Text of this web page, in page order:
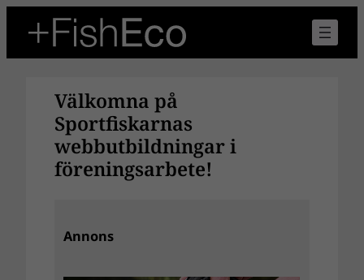
innehåll
Välkomna på
Sportfiskarnas
webbutbildningar i
föreningsarbete!
Annons